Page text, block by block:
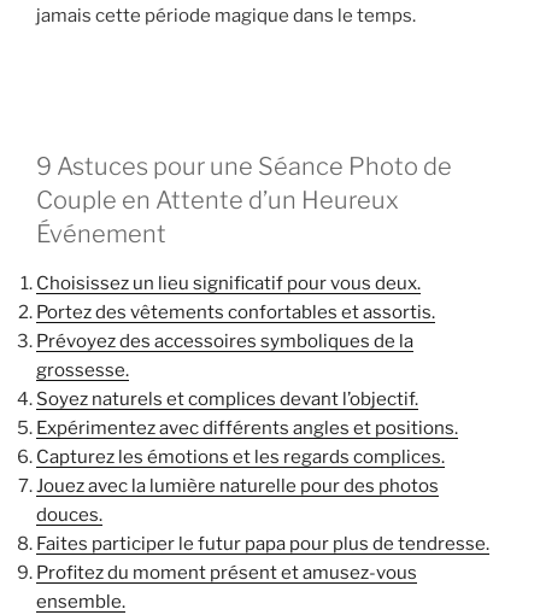
jamais cette période magique dans le temps.
9 Astuces pour une Séance Photo de
Couple en Attente d’un Heureux
Événement
Choisissez un lieu significatif pour vous deux.
Portez des vêtements confortables et assortis.
Prévoyez des accessoires symboliques de la
grossesse.
Soyez naturels et complices devant l’objectif.
Expérimentez avec différents angles et positions.
Capturez les émotions et les regards complices.
Jouez avec la lumière naturelle pour des photos
douces.
Faites participer le futur papa pour plus de tendresse.
Profitez du moment présent et amusez-vous
ensemble.